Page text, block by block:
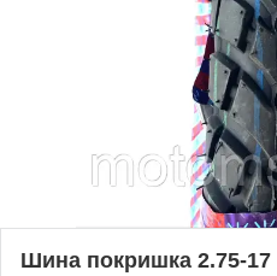
Шина покришка 2.75-17